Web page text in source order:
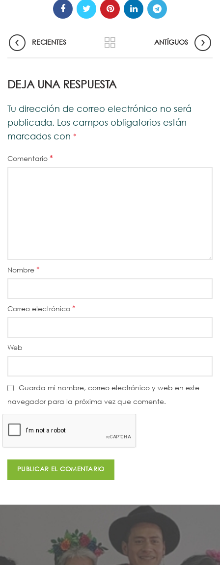
RECIENTES ANTÍGUOS
DEJA UNA RESPUESTA
Tu dirección de correo electrónico no será
publicada. Los campos obligatorios están
marcados con *
Comentario *
Nombre *
Correo electrónico *
Web
Guarda mi nombre, correo electrónico y web en este
navegador para la próxima vez que comente.